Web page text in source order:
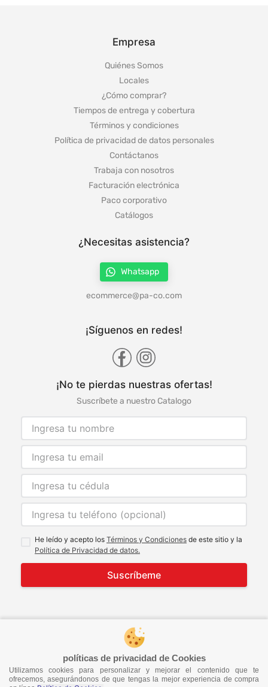
políticas de privacidad de Cookies
Utilizamos cookies para personalizar y mejorar el contenido que te
ofrecemos, asegurándonos de que tengas la mejor experiencia de compra
Empresa
Quiénes Somos
Locales
¿Cómo comprar?
Tiempos de entrega y cobertura
Términos y condiciones
Política de privacidad de datos personales
Contáctanos
Trabaja con nosotros
Facturación electrónica
Paco corporativo
Catálogos
¿Necesitas asistencia?
Whatsapp
ecommerce@pa-co.com
¡Síguenos en redes!
¡No te pierdas nuestras ofertas!
Suscríbete a nuestro Catalogo
He leído y acepto los Términos y Condiciones de este sitio y la
Política de Privacidad de datos.
Suscríbeme
© 2021 Todos los derechos reservados
developed by